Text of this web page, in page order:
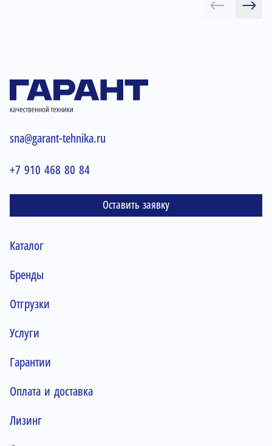
sna@garant-tehnika.ru
+7 910 468 80 84
Оставить заявку
Каталог
Бренды
Отгрузки
Услуги
Гарантии
Оплата и доставка
Лизинг